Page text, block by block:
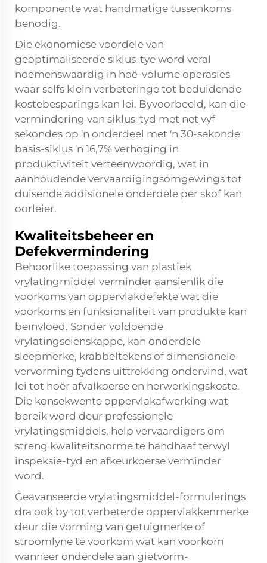
komponente wat handmatige tussenkoms
benodig.
Die ekonomiese voordele van
geoptimaliseerde siklus-tye word veral
noemenswaardig in hoë-volume operasies
waar selfs klein verbeteringe tot beduidende
kostebesparings kan lei. Byvoorbeeld, kan die
vermindering van siklus-tyd met net vyf
sekondes op 'n onderdeel met 'n 30-sekonde
basis-siklus 'n 16,7% verhoging in
produktiwiteit verteenwoordig, wat in
aanhoudende vervaardigingsomgewings tot
duisende addisionele onderdele per skof kan
oorleier.
Kwaliteitsbeheer en
Defekvermindering
Behoorlike toepassing van plastiek
vrylatingmiddel verminder aansienlik die
voorkoms van oppervlakdefekte wat die
voorkoms en funksionaliteit van produkte kan
beïnvloed. Sonder voldoende
vrylatingseienskappe, kan onderdele
sleepmerke, krabbeltekens of dimensionele
vervorming tydens uittrekking ondervind, wat
lei tot hoër afvalkoerse en herwerkingskoste.
Die konsekwente oppervlakafwerking wat
bereik word deur professionele
vrylatingsmiddels, help vervaardigers om
streng kwaliteitsnorme te handhaaf terwyl
inspeksie-tyd en afkeurkoerse verminder
word.
Geavanseerde vrylatingsmiddel-formulerings
dra ook by tot verbeterde oppervlakkenmerke
deur die vorming van getuigmerke of
stroomlyne te voorkom wat kan voorkom
wanneer onderdele aan gietvorm-